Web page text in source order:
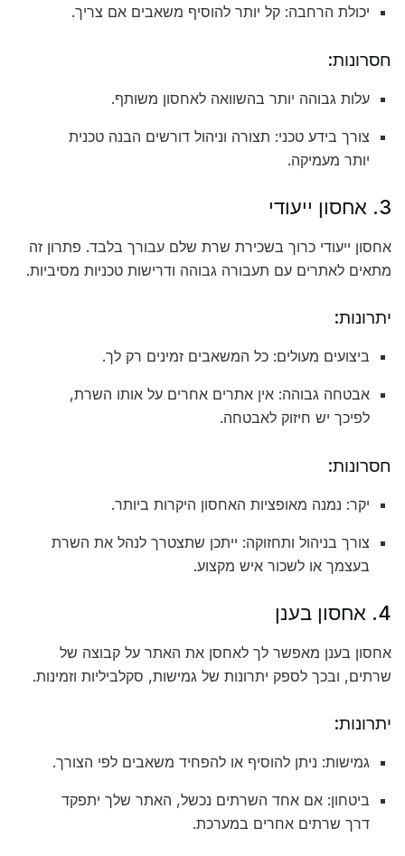
יכולת הרחבה: קל יותר להוסיף משאבים אם צריך.
חסרונות:
עלות גבוהה יותר בהשוואה לאחסון משותף.
צורך בידע טכני: תצורה וניהול דורשים הבנה טכנית
יותר מעמיקה.
3. אחסון ייעודי
אחסון ייעודי כרוך בשכירת שרת שלם עבורך בלבד. פתרון זה
מתאים לאתרים עם תעבורה גבוהה ודרישות טכניות מסיביות.
יתרונות:
ביצועים מעולים: כל המשאבים זמינים רק לך.
אבטחה גבוהה: אין אתרים אחרים על אותו השרת,
לפיכך יש חיזוק לאבטחה.
חסרונות:
יקר: נמנה מאופציות האחסון היקרות ביותר.
צורך בניהול ותחזוקה: ייתכן שתצטרך לנהל את השרת
בעצמך או לשכור איש מקצוע.
4. אחסון בענן
אחסון בענן מאפשר לך לאחסן את האתר על קבוצה של
שרתים, ובכך לספק יתרונות של גמישות, סקלביליות וזמינות.
יתרונות:
גמישות: ניתן להוסיף או להפחיד משאבים לפי הצורך.
ביטחון: אם אחד השרתים נכשל, האתר שלך יתפקד
דרך שרתים אחרים במערכת.